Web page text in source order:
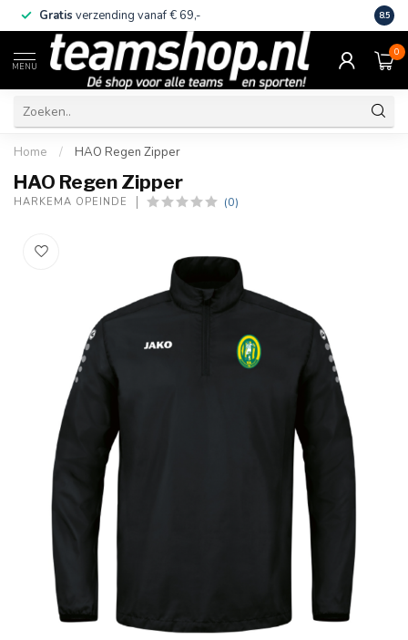
Gratis verzending vanaf € 69,- Eigen
8.5
MENU
0
Home / HAO Regen Zipper
HAO Regen Zipper
HARKEMA OPEINDE (0)